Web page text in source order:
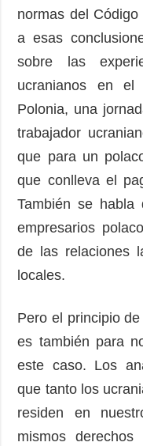
normas del
a esas
sobre las
ucranianos en el
Polonia, una
trabajador
que para un
que conlleva el
También se
empresarios
de las relaciones
locales.
Pero el principio
es también para
este caso. Los
que tanto los
residen en
mismos